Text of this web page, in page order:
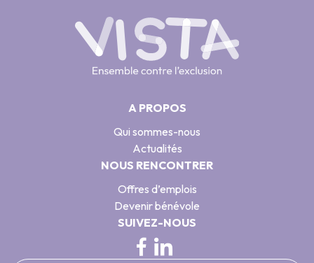
A PROPOS
Qui sommes-nous
Actualités
NOUS RENCONTRER
Offres d’emplois
Devenir bénévole
SUIVEZ-NOUS